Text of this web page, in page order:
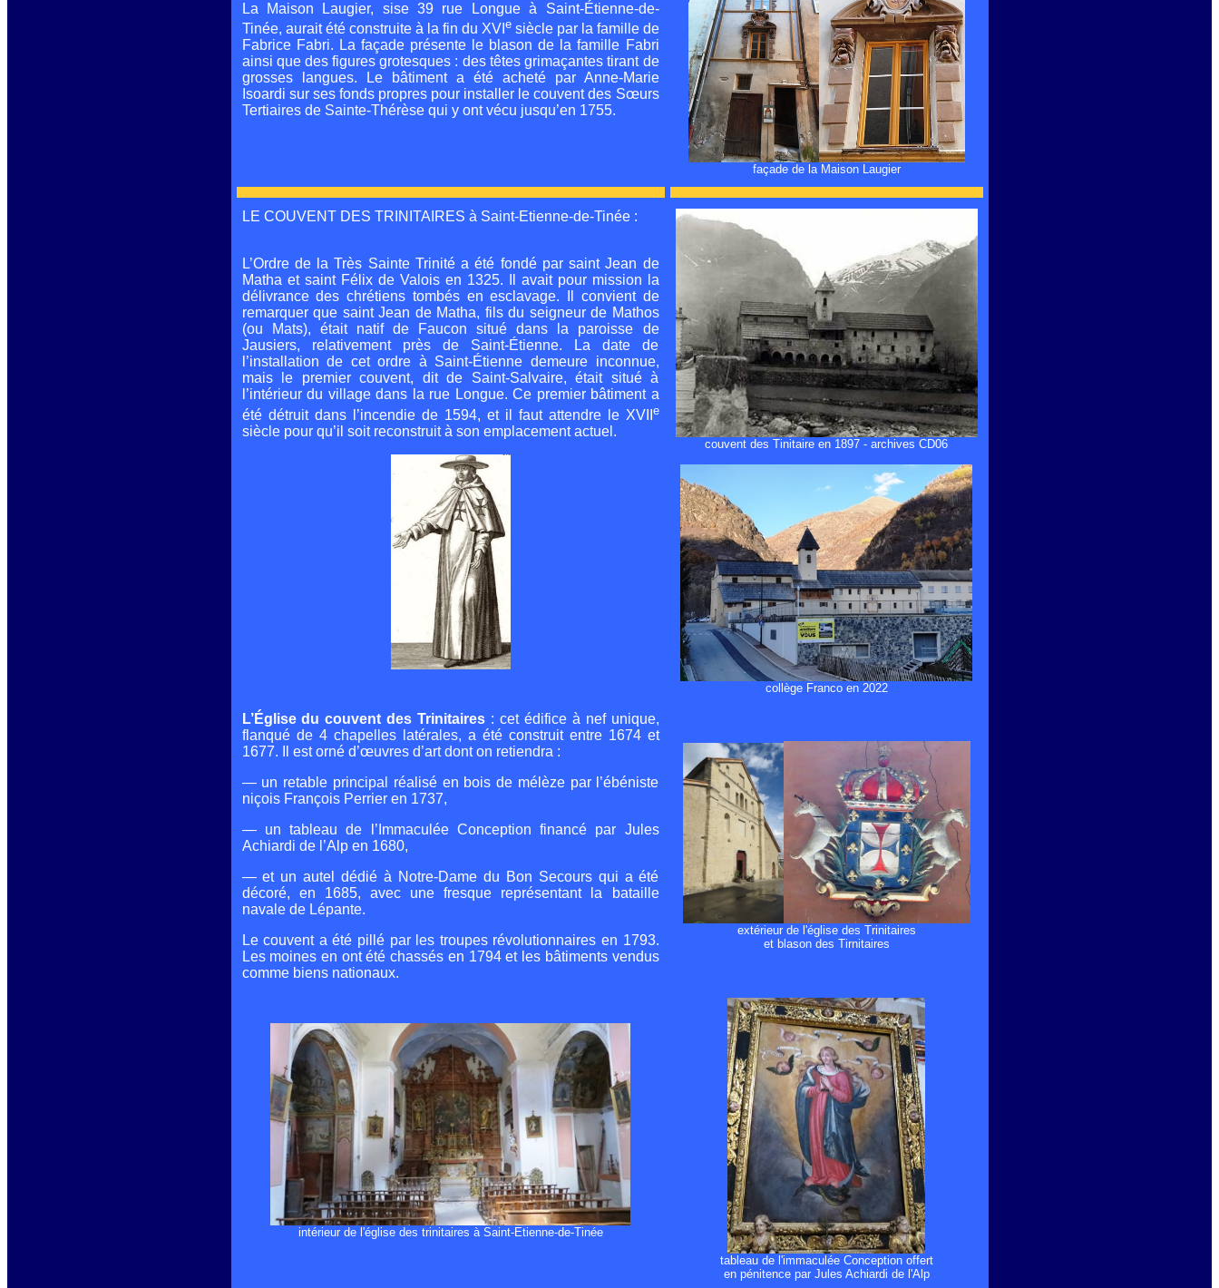
La Maison Laugier, sise 39 rue Longue à Saint-Étienne-de-
Tinée, aurait été construite à la fin du XVI esiècle par la famille de
Fabrice Fabri. La façade présente le blason de la famille Fabri
ainsi que des figures grotesques : des têtes grimaçantes tirant de
grosses langues. Le bâtiment a été acheté par Anne-Marie
Isoardi sur ses fonds propres pour installer le couvent des Sœurs
Tertiaires de Sainte-Thérèse qui y ont vécu jusqu’en 1755.
façade de la Maison Laugier
LE COUVENT DES TRINITAIRES à Saint-Etienne-de-Tinée :
Les Trinitaires :
l’Ordre de la Très
Sainte Trinité a
été fondé par
saint Jean de
Matha et saint
Félix de Valois
en 1325. Il avait
pour mission la
délivrance des
chrétiens tombés
Étienne demeure
inconnue, mais le
premier couvent,
dit de Saint-
situé à l’intérieur
du village dans la
rue Longue. Ce
premier bâtiment
l’incendie de
1594, et il faut
attendre le XVII e
soit reconstruit à
son emplacement
L’Ordre de la Très Sainte Trinité a été fondé par saint Jean de
Matha et saint Félix de Valois en 1325. Il avait pour mission la
délivrance des chrétiens tombés en esclavage. Il convient de
remarquer que saint Jean de Matha, fils du seigneur de Mathos
(ou Mats), était natif de Faucon situé dans la paroisse de
Jausiers, relativement près de Saint-Étienne. La date de
l’installation de cet ordre à Saint-Étienne demeure inconnue,
mais le premier couvent, dit de Saint-Salvaire, était situé à
l’intérieur du village dans la rue Longue. Ce premier bâtiment a
été détruit dans l’incendie de 1594, et il faut attendre le XVII e
siècle pour qu’il soit reconstruit à son emplacement actuel.
couvent des Tinitaire en 1897 - archives CD06
collège Franco en 2022
L’Église du couvent des Trinitaires : cet édifice à nef unique,
flanqué de 4 chapelles latérales, a été construit entre 1674 et
1677. Il est orné d’œuvres d’art dont on retiendra :
— un retable principal réalisé en bois de mélèze par l’ébéniste
niçois François Perrier en 1737,
— un tableau de l’Immaculée Conception financé par Jules
Achiardi de l’Alp en 1680,
— et un autel dédié à Notre-Dame du Bon Secours qui a été
décoré, en 1685, avec une fresque représentant la bataille
navale de Lépante.
Le couvent a été pillé par les troupes révolutionnaires en 1793.
Les moines en ont été chassés en 1794 et les bâtiments vendus
comme biens nationaux.
extérieur de l'église des Trinitaires
et blason des Tirnitaires
intérieur de l'église des trinitaires à Saint-Etienne-de-Tinée
tableau de l'immaculée Conception offert
en pénitence par Jules Achiardi de l'Alp